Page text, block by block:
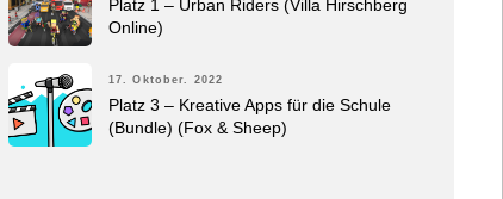
Platz 1 – Urban Riders (Villa Hirschberg
Online)
17. Oktober. 2022
Platz 3 – Kreative Apps für die Schule
(Bundle) (Fox & Sheep)